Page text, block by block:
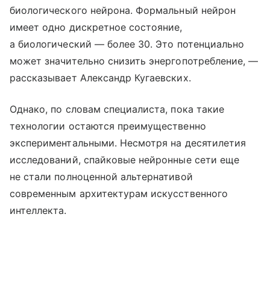
биологического нейрона. Формальный нейрон
имеет одно дискретное состояние,
а биологический — более 30. Это потенциально
может значительно снизить энергопотребление, —
рассказывает Александр Кугаевских.
Однако, по словам специалиста, пока такие
технологии остаются преимущественно
экспериментальными. Несмотря на десятилетия
исследований, спайковые нейронные сети еще
не стали полноценной альтернативой
современным архитектурам искусственного
интеллекта.